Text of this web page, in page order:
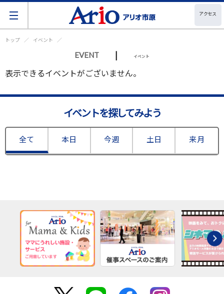
アクセス
トップ イベント
EVENT | イベント
表示できるイベントがございません。
イベントを探してみよう
全て 本日 今週 土日 来月